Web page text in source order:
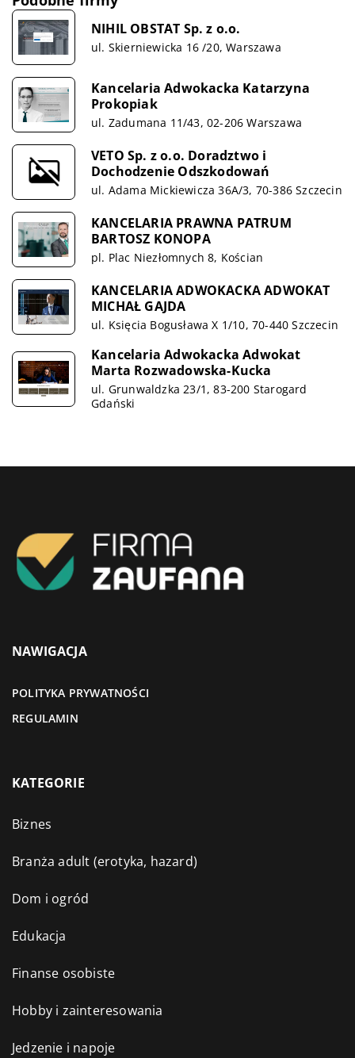
NIHIL OBSTAT Sp. z o.o.
ul. Skierniewicka 16 /20, Warszawa
Kancelaria Adwokacka Katarzyna
Prokopiak
ul. Zadumana 11/43, 02-206 Warszawa
VETO Sp. z o.o. Doradztwo i
Dochodzenie Odszkodowań
ul. Adama Mickiewicza 36A/3, 70-386 Szczecin
KANCELARIA PRAWNA PATRUM
BARTOSZ KONOPA
pl. Plac Niezłomnych 8, Kościan
KANCELARIA ADWOKACKA ADWOKAT
MICHAŁ GAJDA
ul. Księcia Bogusława X 1/10, 70-440 Szczecin
Kancelaria Adwokacka Adwokat
Marta Rozwadowska-Kucka
ul. Grunwaldzka 23/1, 83-200 Starogard
Gdański
NAWIGACJA
POLITYKA PRYWATNOŚCI
REGULAMIN
KATEGORIE
Biznes
Branża adult (erotyka, hazard)
Dom i ogród
Edukacja
Finanse osobiste
Hobby i zainteresowania
Jedzenie i napoje